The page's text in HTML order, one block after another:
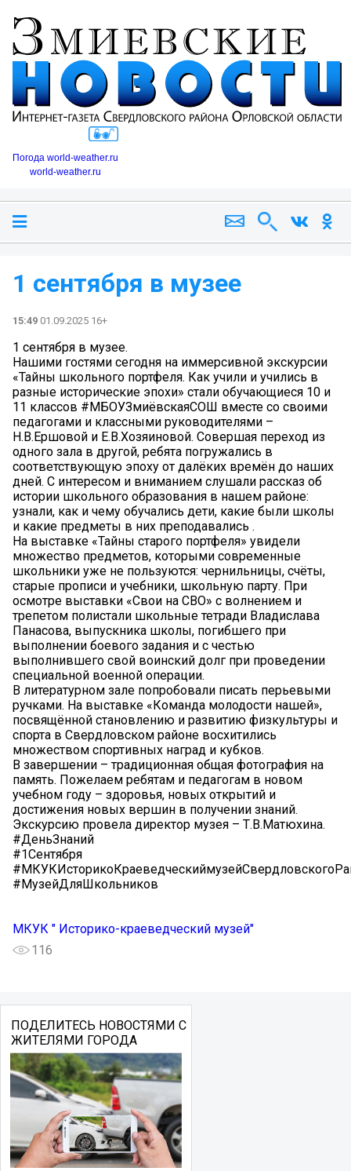
Погода world-weather.ru
world-weather.ru
1 сентября в музее
15:49 01.09.2025 16+
1 сентября в музее.
Нашими гостями сегодня на иммерсивной экскурсии
«Тайны школьного портфеля. Как учили и учились в
разные исторические эпохи» стали обучающиеся 10 и
11 классов #МБОУЗмиёвскаяСОШ вместе со своими
педагогами и классными руководителями –
Н.В.Ершовой и Е.В.Хозяиновой. Совершая переход из
одного зала в другой, ребята погружались в
соответствующую эпоху от далёких времён до наших
дней. С интересом и вниманием слушали рассказ об
истории школьного образования в нашем районе:
узнали, как и чему обучались дети, какие были школы
и какие предметы в них преподавались .
На выставке «Тайны старого портфеля» увидели
множество предметов, которыми современные
школьники уже не пользуются: чернильницы, счёты,
старые прописи и учебники, школьную парту. При
осмотре выставки «Свои на СВО» с волнением и
трепетом полистали школьные тетради Владислава
Панасова, выпускника школы, погибшего при
выполнении боевого задания и с честью
выполнившего свой воинский долг при проведении
специальной военной операции.
В литературном зале попробовали писать перьевыми
ручками. На выставке «Команда молодости нашей»,
посвящённой становлению и развитию физкультуры и
спорта в Свердловском районе восхитились
множеством спортивных наград и кубков.
В завершении – традиционная общая фотография на
память. Пожелаем ребятам и педагогам в новом
учебном году – здоровья, новых открытий и
достижения новых вершин в получении знаний.
Экскурсию провела директор музея – Т.В.Матюхина.
#ДеньЗнаний
#1Сентября
#МузейДляШкольников
МКУК " Историко-краеведческий музей"
116
ПОДЕЛИТЕСЬ НОВОСТЯМИ С
ЖИТЕЛЯМИ ГОРОДА